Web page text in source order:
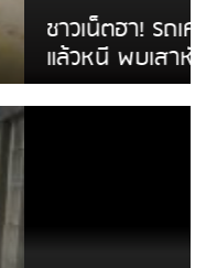
นป้ายร้านโลงศพ
ดได้ใช้บริการ